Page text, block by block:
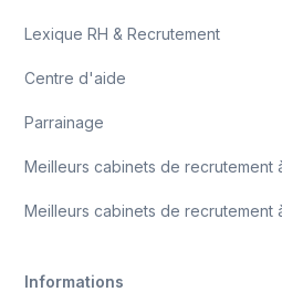
Lexique RH & Recrutement
Centre d'aide
Parrainage
Meilleurs cabinets de recrutement
Meilleurs cabinets de recrutement
Informations